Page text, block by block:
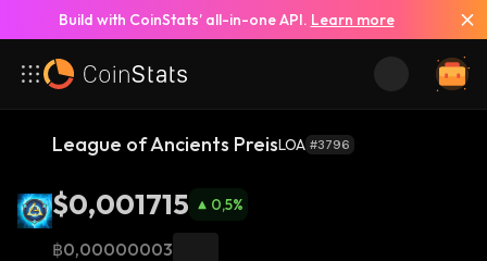
Build with CoinStats’ all-in-one API. Learn more
League of Ancients PreisLOA #3796
$0,001715 0,5%
฿0,00000003